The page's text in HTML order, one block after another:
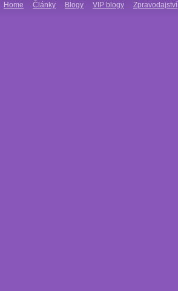
Home Články Blogy VIP blogy Zpravodajství